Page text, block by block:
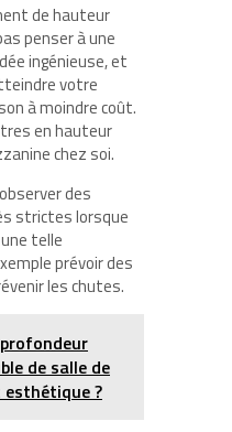
de hauteur
penser à une
ingénieuse, et
votre
à moindre coût.
en hauteur
chez soi.
des
strictes lorsque
telle
prévoir des
les chutes.
de salle de
?